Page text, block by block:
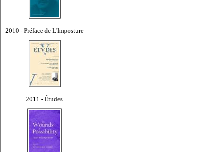
2010 - Préface de L'Imposture
2011 - Études